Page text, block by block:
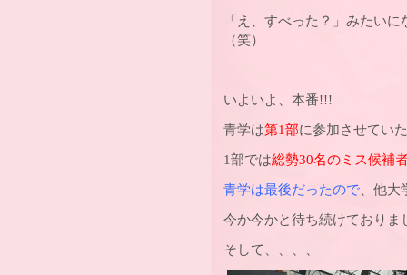
「え、すべった？」みたい
（笑）
いよいよ、本番!!!
青学は第1部に参加させてい
1部では総勢30名のミス候補
青学は最後だったので 、他
今か今かと待ち続けておりま
そして、、、、